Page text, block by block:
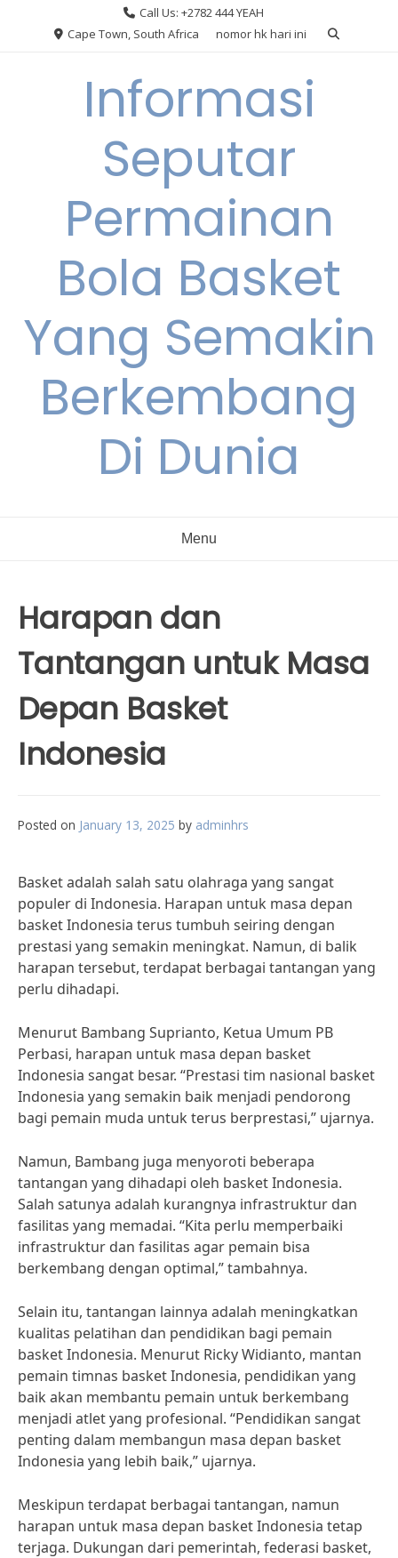
Call Us: +2782 444 YEAH
Cape Town, South Africa
nomor hk hari ini
Informasi
Seputar
Permainan
Bola Basket
Yang Semakin
Berkembang
Di Dunia
Menu
Harapan dan
Tantangan untuk Masa
Depan Basket
Indonesia
Posted on January 13, 2025 by adminhrs
Basket adalah salah satu olahraga yang sangat
populer di Indonesia. Harapan untuk masa depan
basket Indonesia terus tumbuh seiring dengan
prestasi yang semakin meningkat. Namun, di balik
harapan tersebut, terdapat berbagai tantangan yang
perlu dihadapi.
Menurut Bambang Suprianto, Ketua Umum PB
Perbasi, harapan untuk masa depan basket
Indonesia sangat besar. “Prestasi tim nasional basket
Indonesia yang semakin baik menjadi pendorong
bagi pemain muda untuk terus berprestasi,” ujarnya.
Namun, Bambang juga menyoroti beberapa
tantangan yang dihadapi oleh basket Indonesia.
Salah satunya adalah kurangnya infrastruktur dan
fasilitas yang memadai. “Kita perlu memperbaiki
infrastruktur dan fasilitas agar pemain bisa
berkembang dengan optimal,” tambahnya.
Selain itu, tantangan lainnya adalah meningkatkan
kualitas pelatihan dan pendidikan bagi pemain
basket Indonesia. Menurut Ricky Widianto, mantan
pemain timnas basket Indonesia, pendidikan yang
baik akan membantu pemain untuk berkembang
menjadi atlet yang profesional. “Pendidikan sangat
penting dalam membangun masa depan basket
Indonesia yang lebih baik,” ujarnya.
Meskipun terdapat berbagai tantangan, namun
harapan untuk masa depan basket Indonesia tetap
terjaga. Dukungan dari pemerintah, federasi basket,